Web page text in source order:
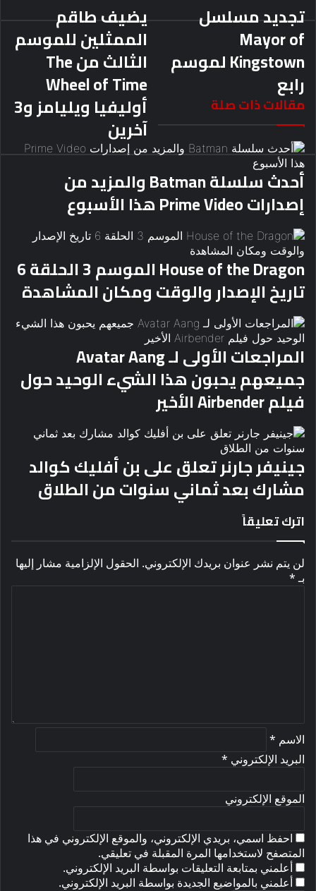
تجديد مسلسل
Mayor of
Kingstown لموسم
رابع
يضيف طاقم
الممثلين للموسم
الثالث من The
Wheel of Time
أوليفيا ويليامز و3
آخرين
مقالات ذات صلة
أحدث سلسلة Batman والمزيد من
إصدارات Prime Video هذا الأسبوع
House of the Dragon الموسم 3 الحلقة 6
تاريخ الإصدار والوقت ومكان المشاهدة
المراجعات الأولى لـ Avatar Aang
جميعهم يحبون هذا الشيء الوحيد حول
فيلم Airbender الأخير
جينيفر جارنر تعلق على بن أفليك كوالد
مشارك بعد ثماني سنوات من الطلاق
اترك تعليقاً
لن يتم نشر عنوان بريدك الإلكتروني. الحقول الإلزامية مشار إليها
بـ*
الاسم *
البريد الإلكتروني *
الموقع الإلكتروني
احفظ اسمي، بريدي الإلكتروني، والموقع الإلكتروني في هذا
المتصفح لاستخدامها المرة المقبلة في تعليقي.
أعلمني بمتابعة التعليقات بواسطة البريد الإلكتروني.
أعلمني بالمواضيع الجديدة بواسطة البريد الإلكتروني.